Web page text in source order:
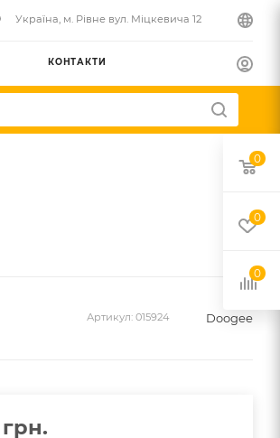
Українa, м. Рівне вул. Міцкевича 12
КОНТАКТИ
Артикул: 015924 Doogee
грн.
0
0
0